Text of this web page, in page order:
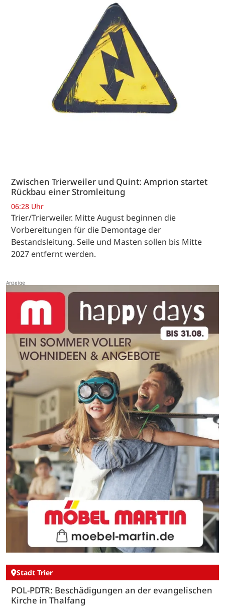
Zwischen Trierweiler und Quint: Amprion startet
Rückbau einer Stromleitung
06:28 Uhr
Trier/Trierweiler. Mitte August beginnen die
Vorbereitungen für die Demontage der
Bestandsleitung. Seile und Masten sollen bis Mitte
2027 entfernt werden.
Stadt Trier
POL-PDTR: Beschädigungen an der evangelischen
Kirche in Thalfang